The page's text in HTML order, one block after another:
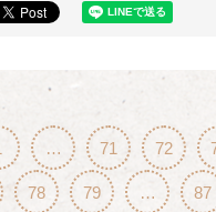
… 71 72
78 79 … 87